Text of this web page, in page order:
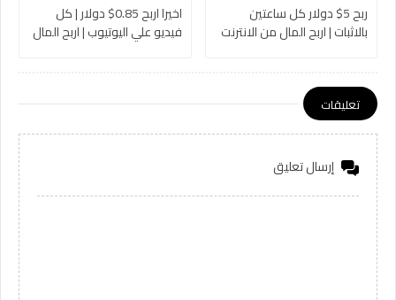
ربح 5$ دولار كل ساعتين
بالاثبات | اربح المال من الانترنت
اخيرا اربح 0.85$ دولار | كل
فيديو علي اليوتيوب | اربح المال
تعليقات
إرسال تعليق